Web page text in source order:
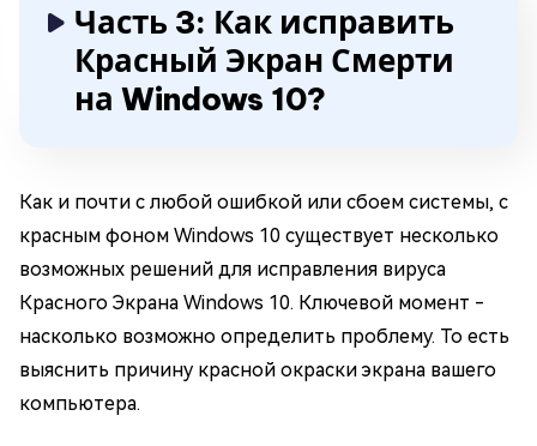
Часть 3: Как исправить
Красный Экран Смерти
на Windows 10?
Как и почти с любой ошибкой или сбоем системы, с
красным фоном Windows 10 существует несколько
возможных решений для исправления вируса
Красного Экрана Windows 10. Ключевой момент -
насколько возможно определить проблему. То есть
выяснить причину красной окраски экрана вашего
компьютера.